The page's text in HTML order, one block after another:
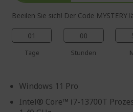
Beeilen Sie sich! Der Code MYSTERY
01
Tage
00
Stunden
Windows 11 Pro
Intel® Core™ i7-13700T